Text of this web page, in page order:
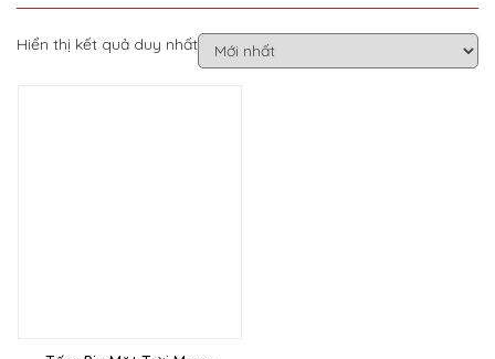
Hiển thị kết quả duy nhất